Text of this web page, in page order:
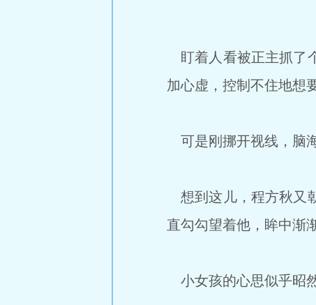
盯着人看被正主抓了
加心虚，控制不住地想
可是刚挪开视线，脑
想到这儿，程方秋又
直勾勾望着他，眸中渐
小女孩的心思似乎昭然